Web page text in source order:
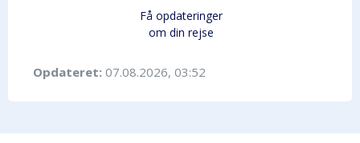
Få opdateringer
om din rejse
Opdateret: 07.08.2026, 03:52